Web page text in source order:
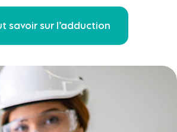
savoir sur l’adduction